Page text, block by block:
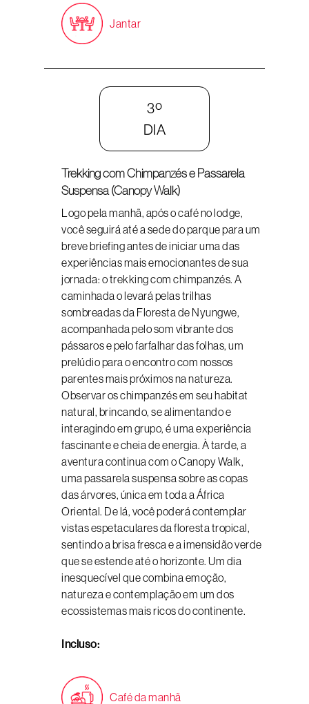
Jantar
3º
DIA
Trekking com Chimpanzés e Passarela
Suspensa (Canopy Walk)
Logo pela manhã, após o café no lodge,
você seguirá até a sede do parque para um
breve briefing antes de iniciar uma das
experiências mais emocionantes de sua
jornada: o trekking com chimpanzés. A
caminhada o levará pelas trilhas
sombreadas da Floresta de Nyungwe,
acompanhada pelo som vibrante dos
pássaros e pelo farfalhar das folhas, um
prelúdio para o encontro com nossos
parentes mais próximos na natureza.
Observar os chimpanzés em seu habitat
natural, brincando, se alimentando e
interagindo em grupo, é uma experiência
fascinante e cheia de energia. À tarde, a
aventura continua com o Canopy Walk,
uma passarela suspensa sobre as copas
das árvores, única em toda a África
Oriental. De lá, você poderá contemplar
vistas espetaculares da floresta tropical,
sentindo a brisa fresca e a imensidão verde
que se estende até o horizonte. Um dia
inesquecível que combina emoção,
natureza e contemplação em um dos
ecossistemas mais ricos do continente.
Incluso:
Café da manhã